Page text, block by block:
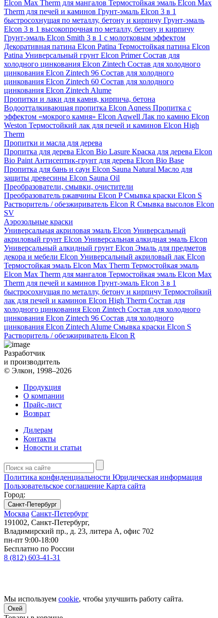
Elcon Max Therm для мангалов Термостойкая эмаль Elcon Max
Therm для печей и каминов Грунт-эмаль Elcon 3 в 1
быстросохнущая по металлу, бетону и кирпичу Грунт-эмаль
Elcon 3 в 1 высокопрочная по металлу, бетону и кирпичу
Грунт-эмаль Elcon Smith 3 в 1 с молотковым эффектом
Декоративная патина Elcon Patina Термостойкая патина Elcon
Patina Универсальный грунт Elcon PrimerСостав для
холодного цинкования Elcon Zintech Состав для холодного
цинкования Elcon Zintech 96 Состав для холодного
цинкования Elcon Zintech 60 Состав для холодного
цинкования Elcon Zintech Alume
Пропитки и лаки для камня, кирпича, бетона
Водоотталкивающая пропитка Elcon Aqness Пропитка с
эффектом «мокрого камня» Elcon Aqwell Лак по камню Elcon
Weston Термостойкий лак для печей и каминов Elcon High
Therm
Пропитки и масла для дерева
Пропитка для дерева Elcon Bio Lasure Краска для дерева Elcon
Bio Paint Антисептик-грунт для дерева Elcon Bio Base
Пропитка для бань и саун Elcon Sauna Natural Масло для
защиты древесины Elcon Sauna Oil
Преобразователи, смывки, очистители
Преобразователь ржавчины Elcon PСмывка краски Elcon S
Растворитель / обезжириватель Elcon R Смывка высолов Elcon
SV
Аэрозольные краски
Универсальная акриловая эмаль Elcon Универсальный
акриловый грунт Elcon Универсальная алкидная эмаль Elcon
Универсальный алкидный грунт Elcon Эмаль для предметов
декора и мебели Elcon Универсальный акриловый лак Elcon
Термостойкая эмаль Elcon Max Therm Термостойкая эмаль
Elcon Max Therm для мангалов Термостойкая эмаль Elcon Max
Therm для печей и каминов Грунт-эмаль Elcon 3 в 1
быстросохнущая по металлу, бетону и кирпичу Термостойкий
лак для печей и каминов Elcon High Therm Состав для
холодного цинкования Elcon Zintech Состав для холодного
цинкования Elcon Zintech 96 Состав для холодного
цинкования Elcon Zintech Alume Смывка краски Elcon S
Растворитель / обезжириватель Elcon R
Разработчик
и производитель
© Элкон, 1998–2026
Продукция
О компании
Прайс-лист
Возврат
Дилерам
Контакты
Новости и статьи
Политика конфиденциальности Юридическая информация
Пользовательское соглашение Карта сайта
Город:
Санкт-Петербург
Москва Санкт-Петербург
191002, Санкт-Петербург,
Владимирский пр., д. 23, литера А, офис 702
пн-пт 9:00-18:00
Бесплатно по России
8 (812) 603-41-31
Мы используем cookie, чтобы улучшить работу сайта.
Окей